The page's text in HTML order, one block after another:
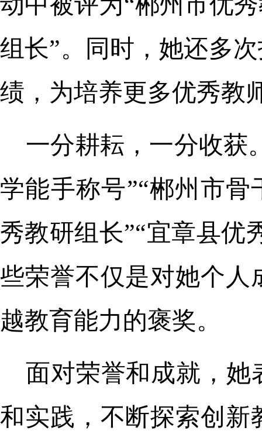
组长”。同时，她还多
绩，为培养更多优秀教
一分耕耘，一分收获
学能手称号”“郴州市骨
秀教研组长”“宜章县优
些荣誉不仅是对她个人
越教育能力的褒奖。
面对荣誉和成就，她
和实践，不断探索创新